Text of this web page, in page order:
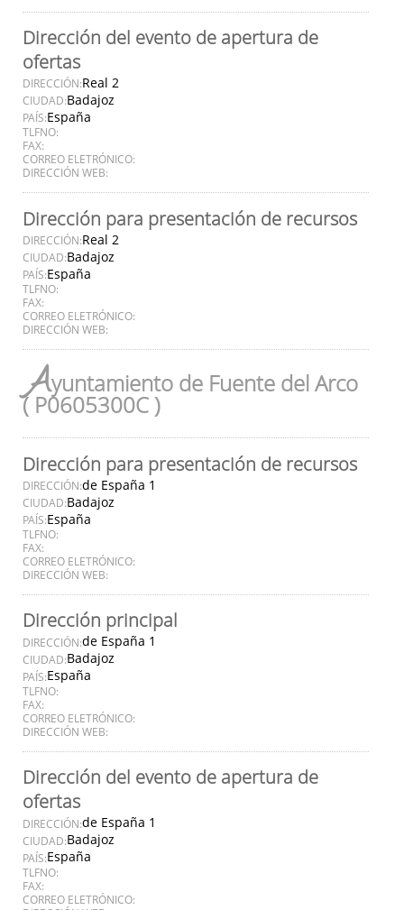
Dirección del evento de apertura de
ofertas
DIRECCIÓN:Real 2
CIUDAD:Badajoz
PAÍS:España
TLFNO:
FAX:
CORREO ELETRÓNICO:
DIRECCIÓN WEB:
Dirección para presentación de recursos
DIRECCIÓN:Real 2
CIUDAD:Badajoz
PAÍS:España
TLFNO:
FAX:
CORREO ELETRÓNICO:
DIRECCIÓN WEB:
Ayuntamiento de Fuente del Arco
( P0605300C )
Dirección para presentación de recursos
DIRECCIÓN:de España 1
CIUDAD:Badajoz
PAÍS:España
TLFNO:
FAX:
CORREO ELETRÓNICO:
DIRECCIÓN WEB:
Dirección principal
DIRECCIÓN:de España 1
CIUDAD:Badajoz
PAÍS:España
TLFNO:
FAX:
CORREO ELETRÓNICO:
DIRECCIÓN WEB:
Dirección del evento de apertura de
ofertas
DIRECCIÓN:de España 1
CIUDAD:Badajoz
PAÍS:España
TLFNO:
FAX:
CORREO ELETRÓNICO: